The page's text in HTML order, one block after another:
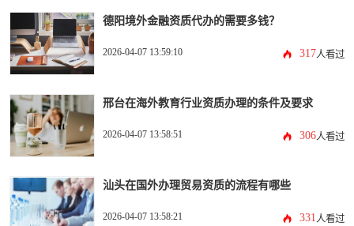
德阳境外金融资质代办的需要多钱？
2026-04-07 13:59:10 317人看过
邢台在海外教育行业资质办理的条件及要求
2026-04-07 13:58:51 306人看过
汕头在国外办理贸易资质的流程有哪些
2026-04-07 13:58:21 331人看过